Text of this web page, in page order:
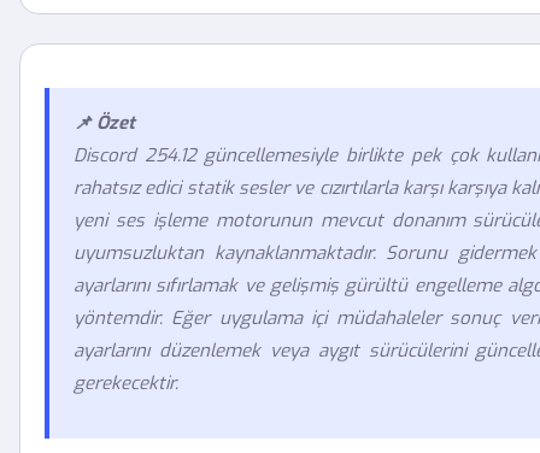
📌 Özet
Discord 254.12 güncellemesiyle birlikte pek çok
rahatsız edici statik sesler ve cızırtılarla karşı karşıya
yeni ses işleme motorunun mevcut donanım
uyumsuzluktan kaynaklanmaktadır. Sorunu
ayarlarını sıfırlamak ve gelişmiş gürültü engelleme
yöntemdir. Eğer uygulama içi müdahaleler sonuç
ayarlarını düzenlemek veya aygıt sürücülerini
gerekecektir.